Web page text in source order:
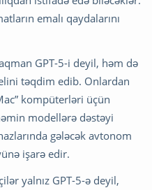
emalı qaydalarını
GPT-5-i deyil, həm də
təqdim edib. Onlardan
kompüterləri üçün
modellərə dəstəyi
gələcək avtonom
işarə edir.
yalnız GPT-5-ə deyil,